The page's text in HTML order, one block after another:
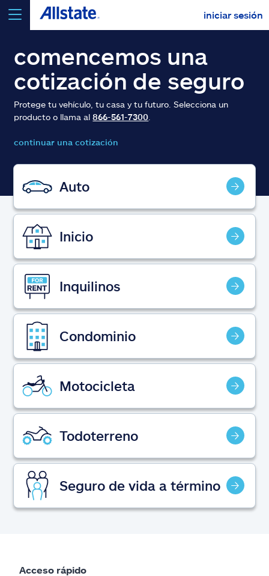
iniciar sesión
seleccionar un producto para cotizar
Select a Product
ir continuar una cotización
Seguros y más
Recursos
Reclamos
Asistencia y apoyo
Buscar agente
Ashburn, VA 20146
English
comencemos una
cotización de seguro
Protege tu vehículo, tu casa y tu futuro. Selecciona un
producto o llama al866-561-7300
continuar una cotización
Auto
Inicio
Inquilinos
Condominio
Motocicleta
Todoterreno
Seguro de vida a término
Acceso rápido